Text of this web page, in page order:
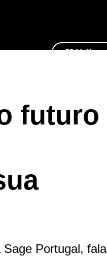
MySage
futuro
Portugal, fala